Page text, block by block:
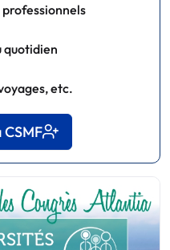
quotidien
etc.